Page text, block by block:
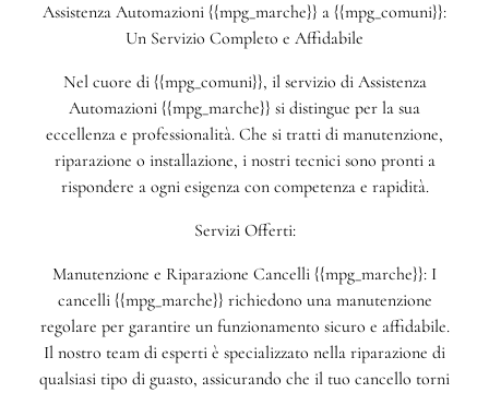
Assistenza Automazioni {{mpg_marche}} a {{mpg_comuni}}:
Un Servizio Completo e Affidabile
Nel cuore di {{mpg_comuni}}, il servizio di Assistenza
Automazioni {{mpg_marche}} si distingue per la sua
eccellenza e professionalità. Che si tratti di manutenzione,
riparazione o installazione, i nostri tecnici sono pronti a
rispondere a ogni esigenza con competenza e rapidità.
Servizi Offerti:
Manutenzione e Riparazione Cancelli {{mpg_marche}}: I
cancelli {{mpg_marche}} richiedono una manutenzione
regolare per garantire un funzionamento sicuro e affidabile.
Il nostro team di esperti è specializzato nella riparazione di
qualsiasi tipo di guasto, assicurando che il tuo cancello torni